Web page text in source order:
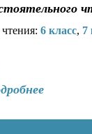
6 класс, 7